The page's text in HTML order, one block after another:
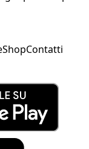
ShopContatti